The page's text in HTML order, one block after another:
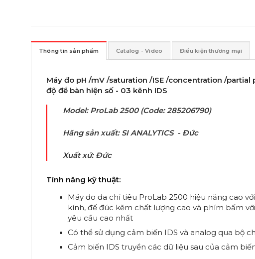
Thông tin sản phẩm Catalog - Video Điều kiện thương mại
Máy đo pH /mV /saturation /ISE /concentration /
độ để bàn hiện số - 03 kênh IDS
Model: ProLab 2500 (Code: 285206790)
Hãng sản xuất: SI ANALYTICS - Đức
Xuất xứ: Đức
Tính năng kỹ thuật:
Máy đo đa chỉ tiêu ProLab 2500 hiệu năng cao
kính, đế đúc kẽm chất lượng cao và phím bấm
yêu cầu cao nhất
Có thể sử dụng cảm biến IDS và analog qua bộ
Cảm biến IDS truyền các dữ liệu sau của cảm